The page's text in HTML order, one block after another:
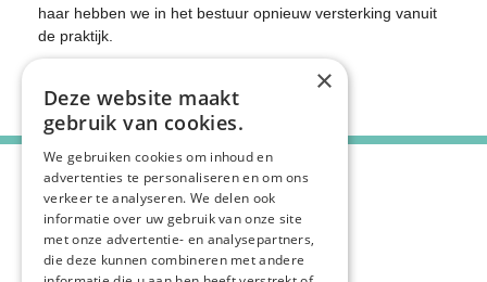
haar hebben we in het bestuur opnieuw versterking vanuit
de praktijk.
×
Deze website maakt
gebruik van cookies.
We gebruiken cookies om inhoud en
advertenties te personaliseren en om ons
verkeer te analyseren. We delen ook
informatie over uw gebruik van onze site
met onze advertentie- en analysepartners,
die deze kunnen combineren met andere